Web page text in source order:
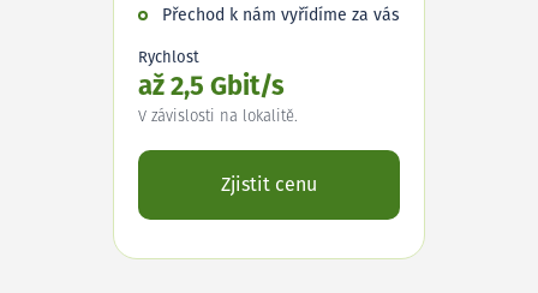
Přechod k nám vyřídíme za vás
Rychlost
až 2,5 Gbit/s
V závislosti na lokalitě.
Zjistit cenu